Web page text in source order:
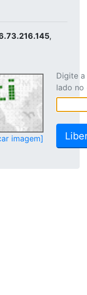
,
imagem]
Digite
lado no